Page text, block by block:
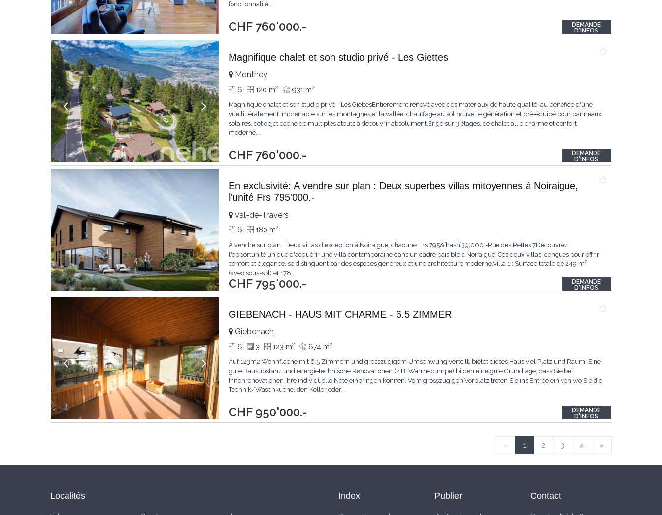
CHF 760'000.-
fonctionnalité...
DEMANDE
D'INFOS
Magnifique chalet et son studio privé - Les Giettes
CHF 760'000.-
Monthey
6 120 m2 931 m2
Magnifique chalet et son studio privé - Les GiettesEntièrement rénové avec des matériaux de haute qualité, au bénéfice d'une
vue littéralement imprenable sur les montagnes et la vallée, chauffage au sol nouvelle génération et pré-équipé pour panneaux
solaires, cet objet cache de multiples atouts à découvrir absolument.Érigé sur 3 étages, ce chalet allie charme et confort
moderne....
DEMANDE
D'INFOS
En exclusivité: A vendre sur plan : Deux superbes villas mitoyennes à Noiraigue,
l'unité Frs 795'000.-
CHF 795'000.-
Val-de-Travers
6 180 m2
À vendre sur plan : Deux villas d'exception à Noiraigue, chacune Frs 795&[hash]39;000.-Rue des Rettes 7Découvrez
l'opportunité unique d'acquérir une villa contemporaine dans un cadre paisible à Noiraigue. Ces deux villas, conçues pour offrir
confort et élégance, se distinguent par des espaces généreux et une architecture moderne.Villa 1 : Surface totale de 249 m²
(avec sous-sol) et 178...
DEMANDE
D'INFOS
GIEBENACH - HAUS MIT CHARME - 6.5 ZIMMER
CHF 950'000.-
Giebenach
6 3 123 m2 674 m2
Auf 123m2 Wohnfläche mit 6.5 Zimmern und grosszügigem Umschwung verteilt, bietet dieses Haus viel Platz und Raum. Eine
gute Bausubstanz und energietechnische Renovationen (z.B. Wärmepumpe) bilden eine gute Grundlage, dass Sie bei
Innenrenovationen Ihre individuelle Note einbringen können. Vom grosszügigen Vorplatz treten Sie ins Entrée ein von wo Sie die
Technik/Waschküche, den Keller oder...
DEMANDE
D'INFOS
« 1 2 3 4 »
Localités Index Publier Contact